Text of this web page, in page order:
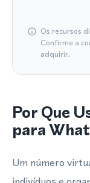
Os recursos
Confirme a
adquirir.
Por Que
para
Um número